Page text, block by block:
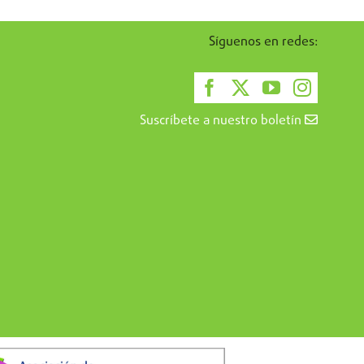
Síguenos en redes:
Suscríbete a nuestro boletín